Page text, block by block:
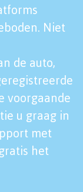
Niet
de auto,
voorgaande
u graag in
met
het